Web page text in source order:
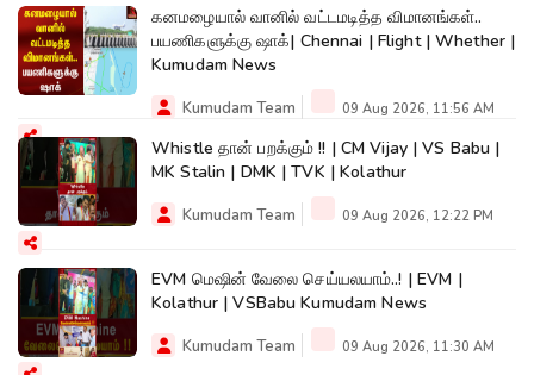
கனமழையால் வானில் வட்டமடித்த விமானங்கள்..
பயணிகளுக்கு ஷாக்| Chennai | Flight | Whether |
Kumudam News
Kumudam Team 09 Aug 2026, 11:56 AM
Whistle தான் பறக்கும் !! | CM Vijay | VS Babu |
MK Stalin | DMK | TVK | Kolathur
Kumudam Team 09 Aug 2026, 12:22 PM
EVM மெஷின் வேலை செய்யலயாம்..! | EVM |
Kolathur | VSBabu Kumudam News
Kumudam Team 09 Aug 2026, 11:30 AM